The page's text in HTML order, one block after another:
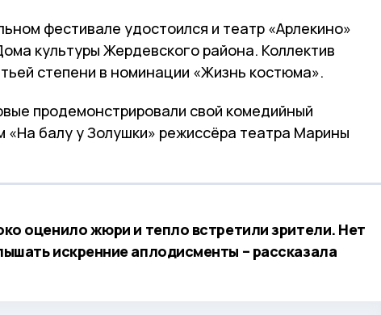
фестивале удостоился и театр «Арлекино»
культуры Жердевского района. Коллектив
степени в номинации «Жизнь костюма».
продемонстрировали свой комедийный
«На балу у Золушки» режиссёра театра Марины
оценило жюри и тепло встретили зрители. Нет
искренние аплодисменты – рассказала